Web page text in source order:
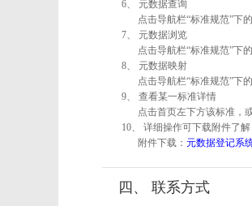
6、 元数据查询
点击导航栏“标准规范”下
7、 元数据浏览
点击导航栏“标准规范”下
8、 元数据映射
点击导航栏“标准规范”下
9、 查看某一标准详情
点击首页左下方该标准，
10、 详细操作可下载附件了解
附件下载： 元数据登记系
四、 联系方式